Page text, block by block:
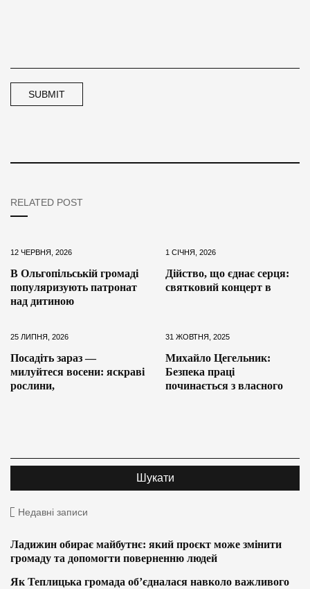
RELATED POST
12 ЧЕРВНЯ, 2026
В Ольгопільській громаді
популяризують патронат
над дитиною
1 СІЧНЯ, 2026
Дійство, що єднає серця:
святковий концерт в
25 ЛИПНЯ, 2026
Посадіть зараз —
милуйтеся восени: яскраві
рослини,
31 ЖОВТНЯ, 2025
Михайло Цегельник:
Безпека праці
починається з власного
Недавні записи
Ладижин обирає майбутнє: який проєкт може змінити
громаду та допомогти поверненню людей
Як Теплицька громада об’єдналася навколо важливого